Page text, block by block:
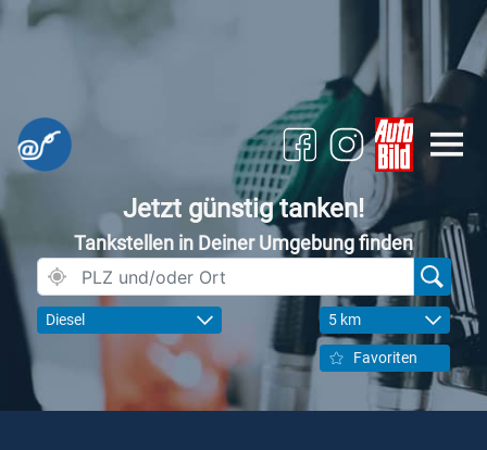
Jetzt günstig tanken!
Tankstellen in Deiner Umgebung finden
Diesel 5 km
Favoriten